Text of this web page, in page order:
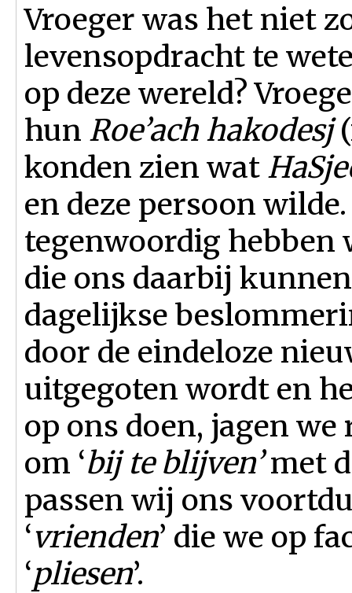
Vroeger was het niet
levensopdracht te
op deze wereld?
hun Roe’ach hakodesj
konden zien wat
en deze persoon
tegenwoordig hebben
die ons daarbij
dagelijkse
door de eindeloze
uitgegoten wordt en
op ons doen, jagen
om ‘bij te blijven’met
passen wij ons
‘vrienden’ die we op
‘pliesen’.